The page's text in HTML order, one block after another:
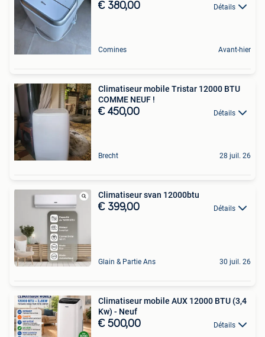
€ 380,00 Détails
Comines Avant-hier
Climatiseur mobile Tristar 12000 BTU
COMME NEUF !
€ 450,00 Détails
Brecht 28 juil. 26
Climatiseur svan 12000btu
€ 399,00 Détails
Glain & Partie Ans 30 juil. 26
Climatiseur mobile AUX 12000 BTU (3,4
Kw) - Neuf
€ 500,00 Détails